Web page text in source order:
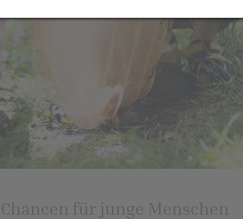
Chancen für junge Menschen